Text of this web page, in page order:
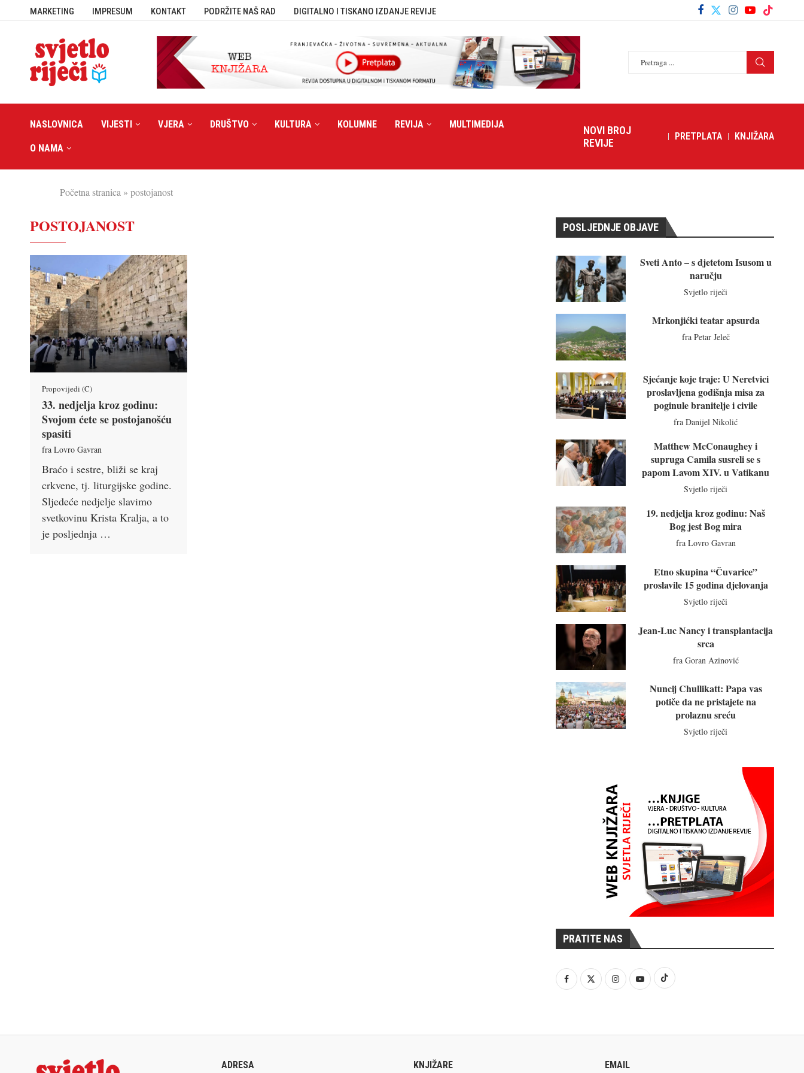
MARKETING IMPRESUM KONTAKT PODRŽITE NAŠ RAD DIGITALNO I TISKANO IZDANJE REVIJE
NASLOVNICA VIJESTI VJERA DRUŠTVO KULTURA KOLUMNE REVIJA MULTIMEDIJA
O NAMA
NOVI BROJ
REVIJE
PRETPLATA KNJIŽARA
Početna stranica » postojanost
POSTOJANOST
Propovijedi (C)
33. nedjelja kroz godinu:
Svojom ćete se postojanošću
spasiti
fra Lovro Gavran
Braćo i sestre, bliži se kraj
crkvene, tj. liturgijske godine.
Sljedeće nedjelje slavimo
svetkovinu Krista Kralja, a to
je posljednja …
POSLJEDNJE OBJAVE
Sveti Anto – s djetetom Isusom u
naručju
Svjetlo riječi
Mrkonjićki teatar apsurda
fra Petar Jeleč
Sjećanje koje traje: U Neretvici
proslavljena godišnja misa za
poginule branitelje i civile
fra Danijel Nikolić
Matthew McConaughey i
supruga Camila susreli se s
papom Lavom XIV. u Vatikanu
Svjetlo riječi
19. nedjelja kroz godinu: Naš
Bog jest Bog mira
fra Lovro Gavran
Etno skupina “Čuvarice”
proslavile 15 godina djelovanja
Svjetlo riječi
Jean-Luc Nancy i transplantacija
srca
fra Goran Azinović
Nuncij Chullikatt: Papa vas
potiče da ne pristajete na
prolaznu sreću
Svjetlo riječi
PRATITE NAS
ADRESA KNJIŽARE EMAIL